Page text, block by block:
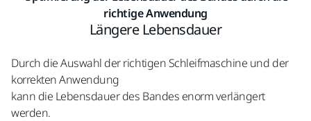
richtige Anwendung
Längere Lebensdauer
Durch die Auswahl der richtigen Schleifmaschine und der
korrekten Anwendung
kann die Lebensdauer des Bandes enorm verlängert
werden.